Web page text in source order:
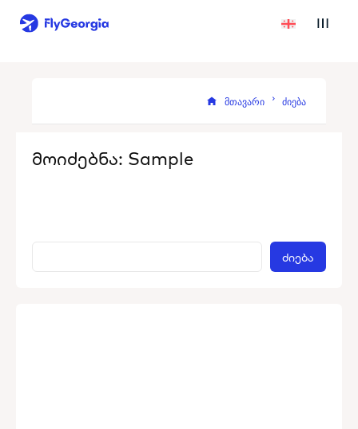
მთავარი ძიება
მოიძებნა: Sample
ძიება